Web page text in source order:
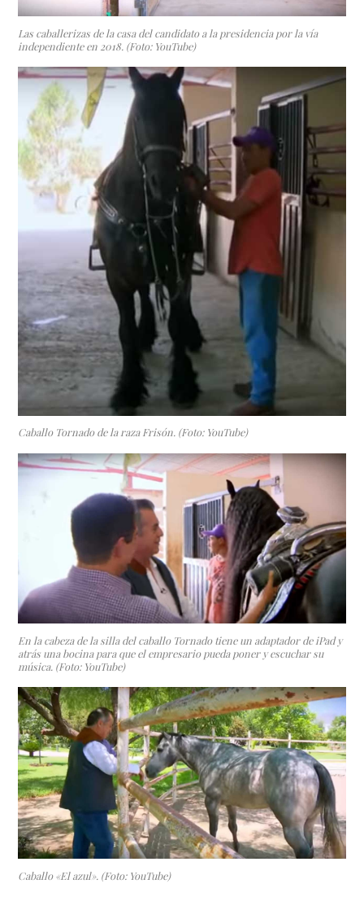
Las caballerizas de la casa del candidato a la presidencia por la vía
independiente en 2018. (Foto: YouTube)
Caballo Tornado de la raza Frisón. (Foto: YouTube)
En la cabeza de la silla del caballo Tornado tiene un adaptador de iPad y
atrás una bocina para que el empresario pueda poner y escuchar su
música. (Foto: YouTube)
Caballo «El azul». (Foto: YouTube)